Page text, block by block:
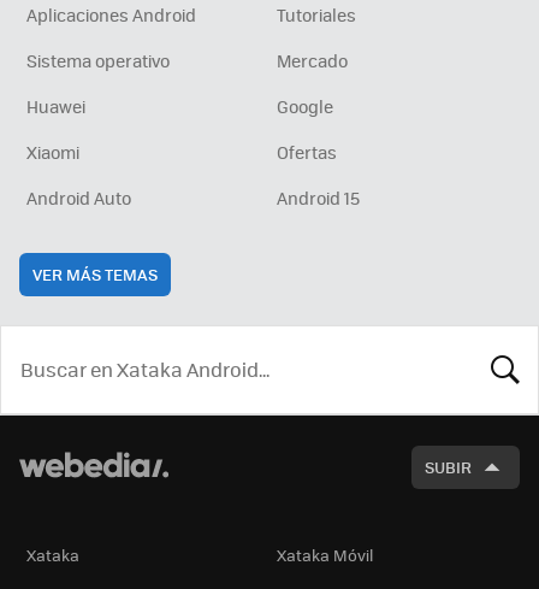
Aplicaciones Android
Tutoriales
Sistema operativo
Mercado
Huawei
Google
Xiaomi
Ofertas
Android Auto
Android 15
VER MÁS TEMAS
SUBIR
Xataka
Xataka Móvil